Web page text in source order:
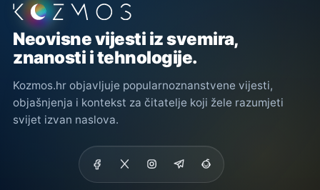
Podnožje stranice
Neovisne vijesti iz svemira,
znanosti i tehnologije.
Kozmos.hr objavljuje popularnoznanstvene vijesti,
objašnjenja i kontekst za čitatelje koji žele razumjeti
svijet izvan naslova.